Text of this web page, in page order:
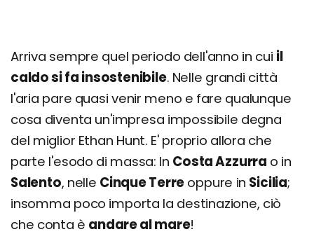
Arriva sempre quel periodo dell'anno in cui il
caldo si fa insostenibile. Nelle grandi città
l'aria pare quasi venir meno e fare qualunque
cosa diventa un'impresa impossibile degna
del miglior Ethan Hunt. E' proprio allora che
parte l'esodo di massa: In Costa Azzurra o in
Salento, nelle Cinque Terre oppure in Sicilia;
insomma poco importa la destinazione, ciò
che conta è andare al mare!